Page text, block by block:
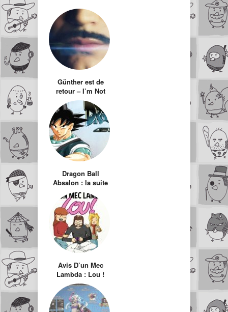
Günther est de
retour – I’m Not
Justin Bieber Bitch
Dragon Ball
Absalon : la suite
de Dragon Ball GT
réalisée par un fan
Avis D’un Mec
Lambda : Lou !
Journal infime